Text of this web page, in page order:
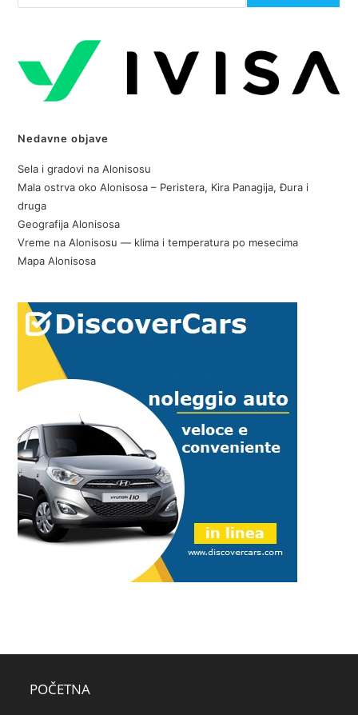
Nedavne objave
Sela i gradovi na Alonisosu
Mala ostrva oko Alonisosa – Peristera, Kira Panagija, Đura i
druga
Geografija Alonisosa
Vreme na Alonisosu — klima i temperatura po mesecima
Mapa Alonisosa
POČETNA